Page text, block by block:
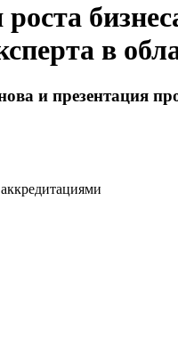
в
и презентация